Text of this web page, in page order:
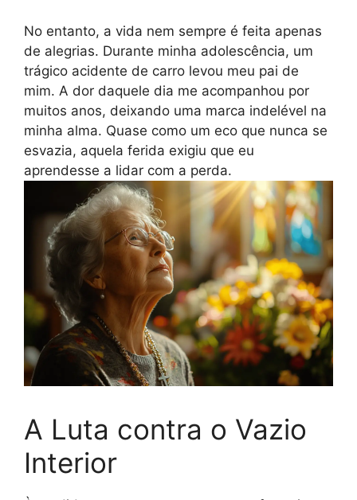
No entanto, a vida nem sempre é feita apenas
de alegrias. Durante minha adolescência, um
trágico acidente de carro levou meu pai de
mim. A dor daquele dia me acompanhou por
muitos anos, deixando uma marca indelével na
minha alma. Quase como um eco que nunca se
esvazia, aquela ferida exigiu que eu
aprendesse a lidar com a perda.
A Luta contra o Vazio
Interior